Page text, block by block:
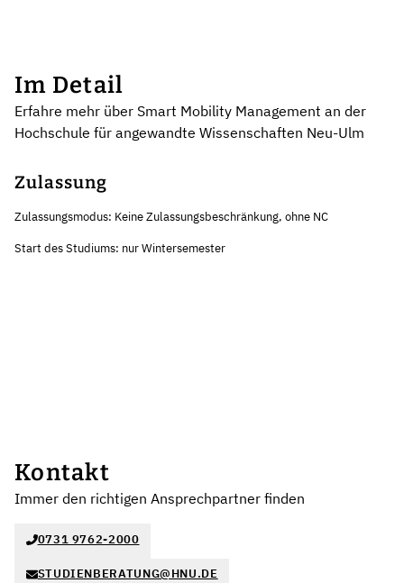
Im Detail
Erfahre mehr über Smart Mobility Management an der
Hochschule für angewandte Wissenschaften Neu-Ulm
Zulassung
Zulassungsmodus: Keine Zulassungsbeschränkung, ohne NC
Start des Studiums: nur Wintersemester
Kontakt
Immer den richtigen Ansprechpartner finden
0731 9762-2000
STUDIENBERATUNG@HNU.DE